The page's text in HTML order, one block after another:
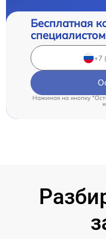
Бесплатная
специалистом
Нажимая на кнопку